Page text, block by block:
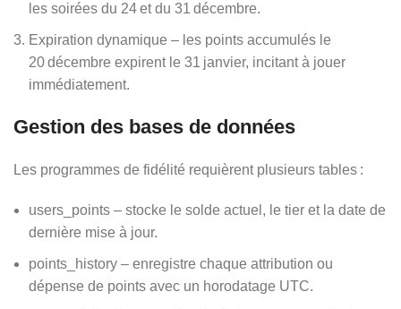
les soirées du 24 et du 31 décembre.
Expiration dynamique – les points accumulés le
20 décembre expirent le 31 janvier, incitant à jouer
immédiatement.
Gestion des bases de données
Les programmes de fidélité requièrent plusieurs tables :
users_points – stocke le solde actuel, le tier et la date de
dernière mise à jour.
points_history – enregistre chaque attribution ou
dépense de points avec un horodatage UTC.